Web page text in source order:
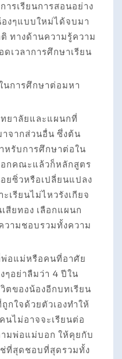
รเรียนการสอนอย่าง
งๆแบบใหม่ได้จบมา
ทางด้านความรู้ความ
เวลาการศึกษาเรียน
นการศึกษาต่อมหา
ยาลัยและแผนกที่
จากส่วนอื่น ซึ่งต้น
หรับการศึกษาต่อใน
อกคณะแล้วก็หลักสูตร
ยซิ่วหรือเปลี่ยนแปลง
เรียนไม่ไหวรังเกียจ
เสียทอง เลือกแผนก
วามชอบรวมทั้งความ
พ่อแม่หรือคนที่อาศัย
ๆอย่าลืมว่า 4 ปีใน
ตของน้องอีกบทเรียน
กใจด้วยตัวเองทำให้
นไม่อาจจะเรียนต่อ
ามพ่อแม่บอก ให้คุยกับ
ที่สุดชอบที่สุดรวมทั้ง